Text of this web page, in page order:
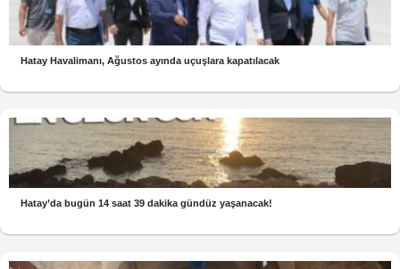
Hatay Havalimanı, Ağustos ayında uçuşlara kapatılacak
Hatay’da bugün 14 saat 39 dakika gündüz yaşanacak!